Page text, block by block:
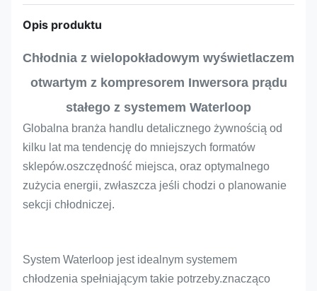
Opis produktu
Chłodnia z wielopokładowym wyświetlaczem
otwartym z kompresorem Inwersora prądu
stałego z systemem Waterloop
Globalna branża handlu detalicznego żywnością od
kilku lat ma tendencję do mniejszych formatów
sklepów.oszczędność miejsca, oraz optymalnego
zużycia energii, zwłaszcza jeśli chodzi o planowanie
sekcji chłodniczej.
System Waterloop jest idealnym systemem
chłodzenia spełniającym takie potrzeby.znacząco